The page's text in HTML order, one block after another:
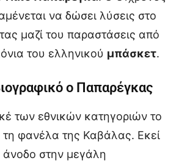
να δώσει λύσεις στο
μαζί του παραστάσεις από
του ελληνικού μπάσκετ.
ο Παπαρέγκας
των εθνικών κατηγοριών το
φανέλα της Καβάλας. Εκεί
άνοδο στην μεγάλη